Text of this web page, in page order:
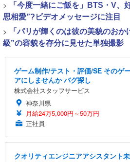
>
「今度一緒にご飯を」BTS・V、
思相愛”?ビデオメッセージに注目
>
「パリが輝くのは彼の美貌のお
級”の容貌を存分に見せた単独撮影
ゲーム制作/テスト・評価/SE そのゲ
アにしませんか バグ探し
株式会社スタッフサービス
神奈川県
月給24万5,000円～50万円
正社員
クオリティエンジニアアシスタント